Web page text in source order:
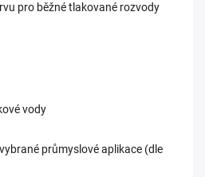
pro běžné tlakované rozvody
vody
průmyslové aplikace (dle